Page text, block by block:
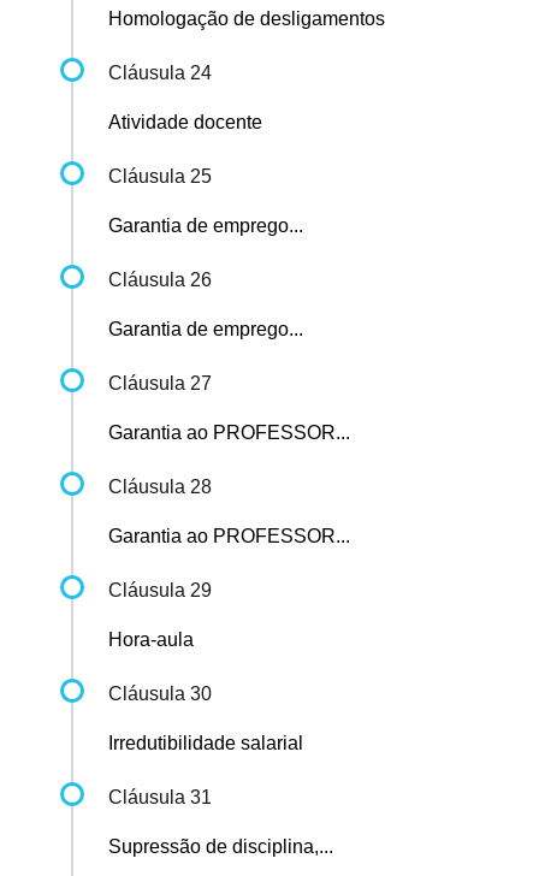
Homologação de desligamentos
Cláusula 24
Atividade docente
Cláusula 25
Garantia de emprego...
Cláusula 26
Garantia de emprego...
Cláusula 27
Garantia ao PROFESSOR...
Cláusula 28
Garantia ao PROFESSOR...
Cláusula 29
Hora-aula
Cláusula 30
Irredutibilidade salarial
Cláusula 31
Supressão de disciplina,...